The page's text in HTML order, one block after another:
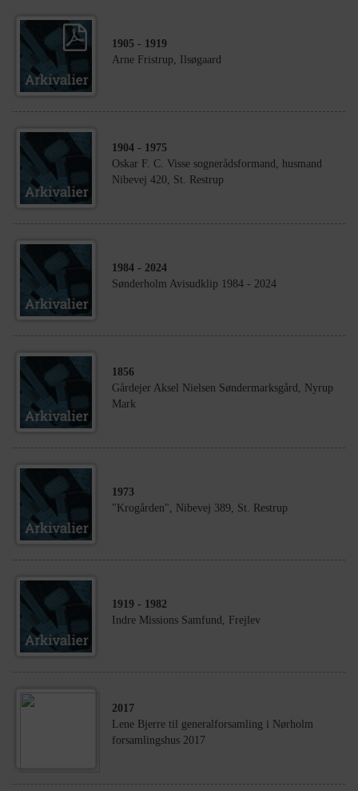
1905 - 1919
Arne Fristrup, Ilsøgaard
1904 - 1975
Oskar F. C. Visse sognerådsformand, husmand
Nibevej 420, St. Restrup
1984 - 2024
Sønderholm Avisudklip 1984 - 2024
1856
Gårdejer Aksel Nielsen Søndermarksgård, Nyrup
Mark
1973
"Krogården", Nibevej 389, St. Restrup
1919 - 1982
Indre Missions Samfund, Frejlev
2017
Lene Bjerre til generalforsamling i Nørholm
forsamlingshus 2017